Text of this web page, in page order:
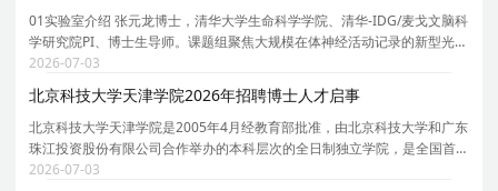
01实验室介绍 张元龙博士，清华大学生命科学学院、清华-IDG/麦戈文脑科
学研究院PI、博士生导师。课题组聚焦大规模在体神经活动记录的新型光学
与计算方法，研究方向涵盖：台式/头戴式无线介观显微成像系统以及神经
活动计算建模与群体解码。课题组依托生命科学
2026-07-03
北京科技大学天津学院2026年招聘博士人才启事
北京科技大学天津学院是2005年4月经教育部批准，由北京科技大学和广东
珠江投资股份有限公司合作举办的本科层次的全日制独立学院，是全国首
批接受教育部规范工作验收的三所独立学院之一。学校位于天津市宝坻区
2026-07-03